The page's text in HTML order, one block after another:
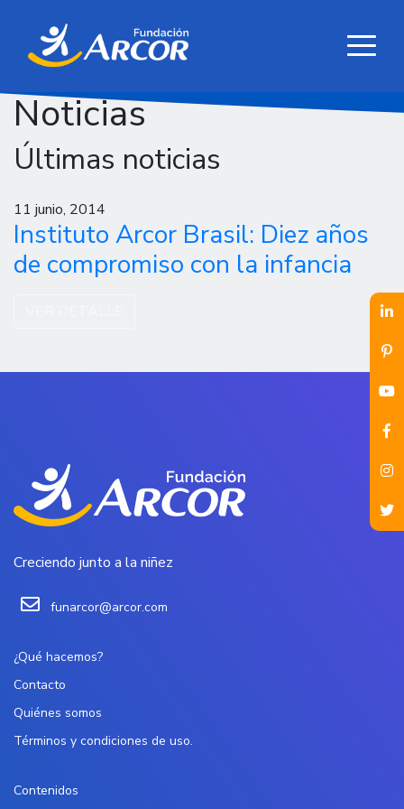
Noticias
Últimas noticias
11 junio, 2014
Instituto Arcor Brasil: Diez años
de compromiso con la infancia
Creciendo junto a la niñez
funarcor@arcor.com
¿Qué hacemos?
Contacto
Quiénes somos
Términos y condiciones de uso.
Contenidos